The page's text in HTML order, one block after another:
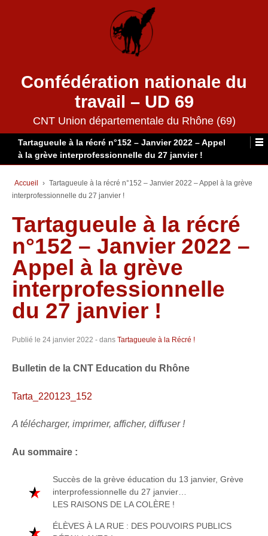
Confédération nationale du
travail – UD 69
CNT Union départementale du Rhône (69)
Tartagueule à la récré n°152 – Janvier 2022 – Appel
à la grève interprofessionnelle du 27 janvier !
Accueil › Tartagueule à la récré n°152 – Janvier 2022 – Appel à la grève
interprofessionnelle du 27 janvier !
Tartagueule à la récré
n°152 – Janvier 2022 –
Appel à la grève
interprofessionnelle
du 27 janvier !
Publié le 24 janvier 2022 - dans Tartagueule à la Récré !
Bulletin de la CNT Education du Rhône
Tarta_220123_152
A télécharger, imprimer, afficher, diffuser !
Au sommaire :
Succès de la grève éducation du 13 janvier, Grève
interprofessionnelle du 27 janvier…
LES RAISONS DE LA COLÈRE !
ÉLÈVES À LA RUE : DES POUVOIRS PUBLICS